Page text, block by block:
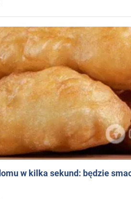
w kilka sekund: będzie